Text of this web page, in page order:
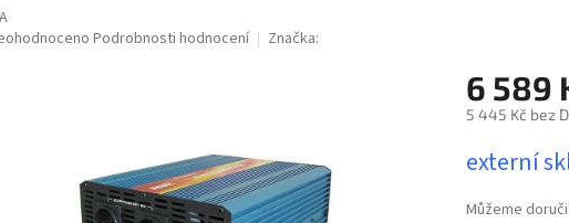
Podrobnosti hodnocení Značka:
6 589
5 445 Kč bez
cena:
externí
Můžeme